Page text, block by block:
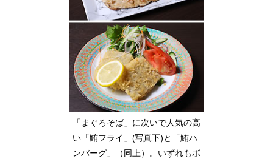
「まぐろそば」に次いで人気の高
い「鮪フライ」(写真下)と「鮪ハ
ンバーグ」（同上）。いずれもボ